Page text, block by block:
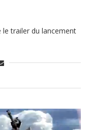
le trailer du lancement